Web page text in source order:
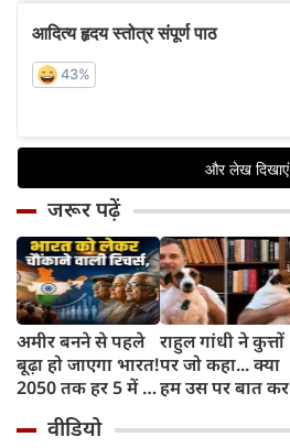
जरूर पढ़ें
अमीर बनने से पहले
बूढ़ा हो जाएगा भारत!
2050 तक हर 5 में 1
साल से ज्यादा उम्र का
राहुल गांधी ने कुत्तों
पर जो कहा... क्या
हम उस पर बात कर
वीडियो